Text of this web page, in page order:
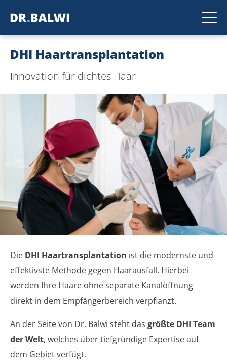
DHI Haartransplantation
Innovation für dichtes Haar
Die DHI Haartransplantation ist die modernste und
effektivste Methode gegen Haarausfall. Hierbei
werden Ihre Haare ohne separate Kanalöffnung
direkt in dem Empfängerbereich verpflanzt.
An der Seite von Dr. Balwi steht das größte DHI Team
der Welt, welches über tiefgründige Expertise auf
dem Gebiet verfügt.